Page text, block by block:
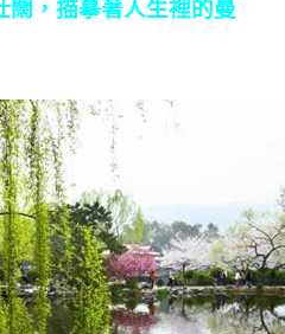
闊，描摹著人生裡的曼